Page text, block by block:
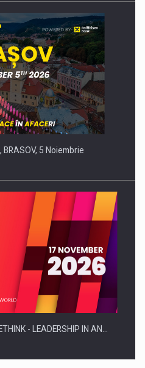
5 Noiembrie
- LEADERSHIP IN AN…